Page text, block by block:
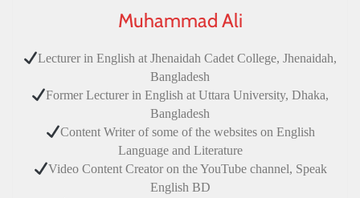
Muhammad Ali
Lecturer in English at Jhenaidah Cadet College, Jhenaidah,
Bangladesh
Former Lecturer in English at Uttara University, Dhaka,
Bangladesh
Content Writer of some of the websites on English
Language and Literature
Video Content Creator on the YouTube channel, Speak
English BD